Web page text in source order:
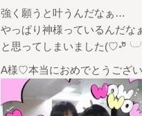
強く願うと叶うんだなぁ…
やっぱり神様っているんだな
と思ってしまいました(♡◦ºั
A様♡本当におめでとうござ